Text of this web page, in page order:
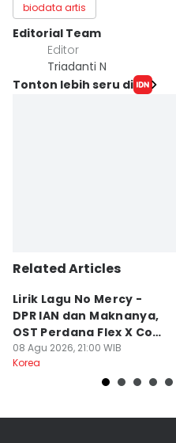
biodata artis
Editorial Team
Editor
Triadanti N
Tonton lebih seru di
Related Articles
Lirik Lagu No Mercy -
DPR IAN dan Maknanya,
OST Perdana Flex X Cop
2!
08 Agu 2026, 21:00 WIB
Korea